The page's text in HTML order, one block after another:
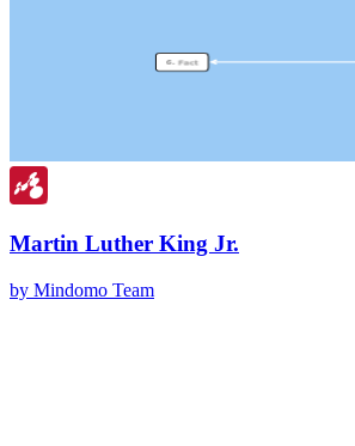
Martin Luther King Jr.
by Mindomo Team